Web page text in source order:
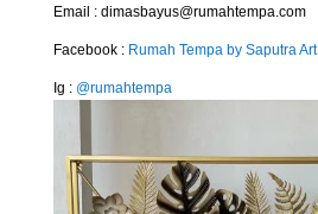
Email : dimasbayus@rumahtempa.com
Facebook : Rumah Tempa by Saputra Art
Ig : @rumahtempa